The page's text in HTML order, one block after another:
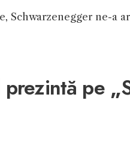
Schwarzenegger ne-a
pe „